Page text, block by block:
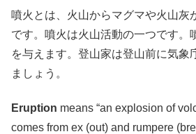
噴火とは、火山からマグマや火山灰
です。噴火は火山活動の一つです。
を与えます。登山家は登山前に気象
ましょう。
Eruption means “an explosion of
comes from ex (out) and rumpere